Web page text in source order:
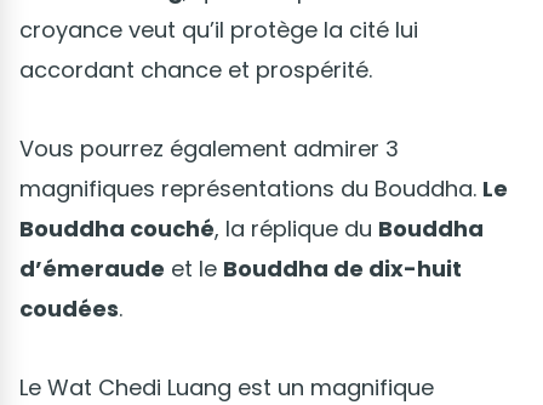
croyance veut qu’il protège la cité lui
accordant chance et prospérité.
Vous pourrez également admirer 3
magnifiques représentations du Bouddha. Le
Bouddha couché, la réplique du Bouddha
d’émeraude et le Bouddha de dix-huit
coudées.
Le Wat Chedi Luang est un magnifique